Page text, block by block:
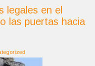
legales en el
las puertas hacia